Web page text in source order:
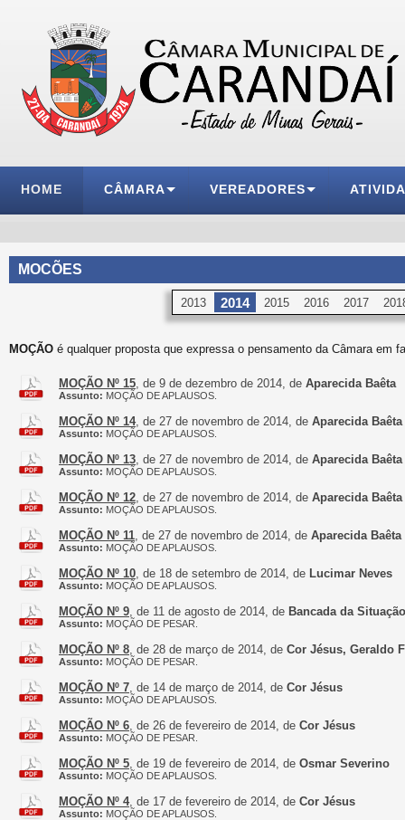
HOME CÂMARA VEREADORES
MOCÕES
2013 2014 2015 2016 2017
MOÇÃO é qualquer proposta que expressa o pensamento da Câmara em
MOÇÃO Nº 15, de 9 de dezembro de 2014, de Aparecida Baêta
Assunto: MOÇÃO DE APLAUSOS.
MOÇÃO Nº 14, de 27 de novembro de 2014, de Aparecida Baêta
Assunto: MOÇÃO DE APLAUSOS.
MOÇÃO Nº 13, de 27 de novembro de 2014, de Aparecida Baêta
Assunto: MOÇÃO DE APLAUSOS.
MOÇÃO Nº 12, de 27 de novembro de 2014, de Aparecida Baêta
Assunto: MOÇÃO DE APLAUSOS.
MOÇÃO Nº 11, de 27 de novembro de 2014, de Aparecida Baêta
Assunto: MOÇÃO DE APLAUSOS.
MOÇÃO Nº 10, de 18 de setembro de 2014, de Lucimar Neves
Assunto: MOÇÃO DE APLAUSOS.
MOÇÃO Nº 9, de 11 de agosto de 2014, de Bancada da
Assunto: MOÇÃO DE PESAR.
MOÇÃO Nº 8, de 28 de março de 2014, de Cor Jésus, Geraldo
Assunto: MOÇÃO DE PESAR.
MOÇÃO Nº 7, de 14 de março de 2014, de Cor Jésus
Assunto: MOÇÃO DE APLAUSOS.
MOÇÃO Nº 6, de 26 de fevereiro de 2014, de Cor Jésus
Assunto: MOÇÃO DE PESAR.
MOÇÃO Nº 5, de 19 de fevereiro de 2014, de Osmar Severino
Assunto: MOÇÃO DE APLAUSOS.
MOÇÃO Nº 4, de 17 de fevereiro de 2014, de Cor Jésus
Assunto: MOÇÃO DE APLAUSOS.